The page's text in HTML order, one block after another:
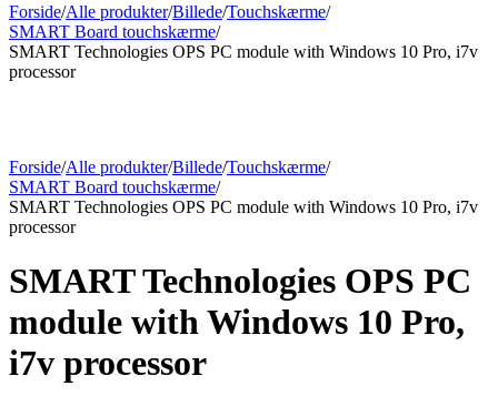
Forside/Alle produkter/Billede/Touchskærme/
SMART Board touchskærme/
SMART Technologies OPS PC module with Windows 10 Pro, i7v
processor
Forside/Alle produkter/Billede/Touchskærme/
SMART Board touchskærme/
SMART Technologies OPS PC module with Windows 10 Pro, i7v
processor
SMART Technologies OPS PC
module with Windows 10 Pro,
i7v processor